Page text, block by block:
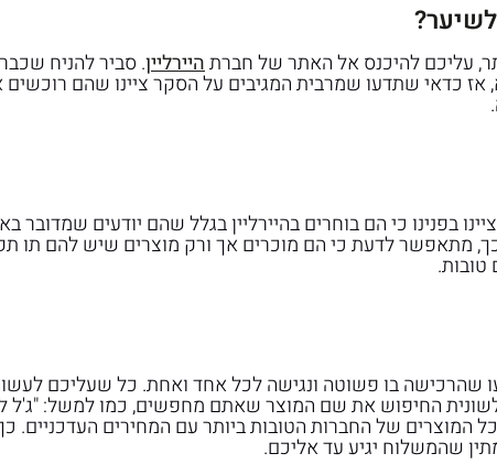
עליכם להיכנס אל האתר של חברתהיירליין. סביר להניח
כדאי שתדעו שמרבית המגיבים על הסקר ציינו שהם
בפנינו כי הם בוחרים בהיירליין בגלל שהם יודעים שמדובר
מתאפשר לדעת כי הם מוכרים אך ורק מוצרים שיש להם
טובות.
בו פשוטה ונגישה לכל אחד ואחת. כל שעליכם
החיפוש את שם המוצר שאתם מחפשים, כמו למשל: "ג'ל
המוצרים של החברות הטובות ביותר עם המחירים העדכניים.
שהמשלוח יגיע עד אליכם.